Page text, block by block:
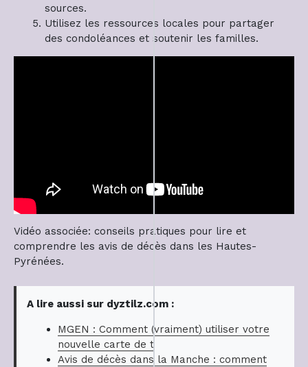
sources.
Utilisez les ressources locales pour partager
des condoléances et soutenir les familles.
Vidéo associée: conseils pratiques pour lire et
comprendre les avis de décès dans les Hautes-
Pyrénées.
A lire aussi sur dyztilz.com :
MGEN : Comment (vraiment) utiliser votre
nouvelle carte de t
Avis de décès dans la Manche : comment